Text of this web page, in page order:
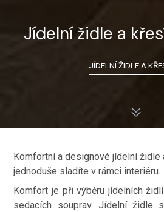
Jídelní židle a
JÍDELNÍ ŽIDLE A
Komfortní a designové jídelní židle
jednoduše sladíte v rámci interiéru.
Komfort je při výběru jídelních
sedacích souprav. Jídelní židle